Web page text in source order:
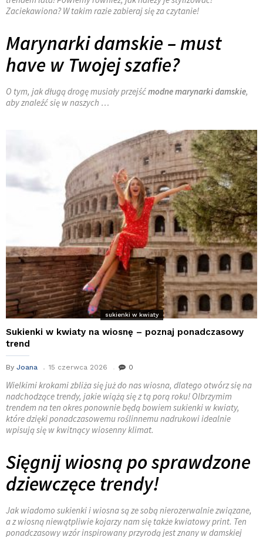
Zaciekawiona? W takim razie zabieraj się za czytanie!
Marynarki damskie – must
have w Twojej szafie?
O tym, jak długą drogę musiały przejśćmodne marynarki damskie,
aby znaleźć się w naszych …
sukienki w kwiaty
Sukienki w kwiaty na wiosnę – poznaj ponadczasowy
trend
By Joana 15 czerwca 2026 0
Wielkimi krokami zbliża się już do nas wiosna, dlatego otwórz się na
nadchodzące trendy, jakie wiążą się z tą porą roku! Olbrzymim
trendem na ten okres ponownie będą bowiem sukienki w kwiaty,
które dzięki ponadczasowemu roślinnemu nadrukowi idealnie
wpisują się w kwitnący wiosenny klimat.
Sięgnij wiosną po sprawdzone
dziewczęce trendy!
Jak wiadomo sukienki i wiosna są ze sobą nierozerwalnie związane,
a z wiosną niewątpliwie kojarzy nam się także kwiatowy print. Ten
ponadczasowy wzór inspirowany przyrodą jest znany w damskiej